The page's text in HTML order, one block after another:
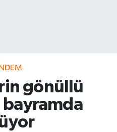
gönüllü